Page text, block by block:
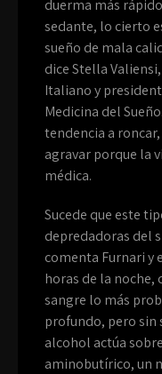
duerma más
sedante, lo cierto
sueño de mala
dice Stella
Italiano y
Medicina del
tendencia a
agravar porque la
médica.
Sucede que este
depredadoras del
comenta Furnari y
horas de la noche,
sangre lo más
profundo, pero sin
alcohol actúa
aminobutírico, un